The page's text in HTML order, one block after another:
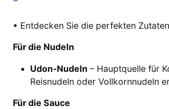
• Entdecken Sie die perfekten
Für die Nudeln
Udon-Nudeln – Hauptquelle für
Reisnudeln oder Vollkornnudeln
Für die Sauce